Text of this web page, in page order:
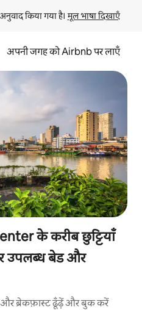
किया गया है। मूल भाषा दिखाएँ
अपनी जगह को Airbnb पर लाएँ
के करीब छुट्टियाँ
उपलब्ध बेड और
और ब्रेकफ़ास्ट ढूँढ़ें और बुक करें